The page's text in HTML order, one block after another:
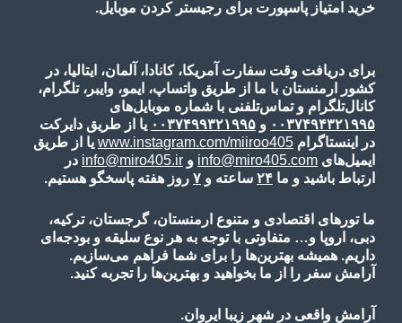
خرید امتیاز پاسپورت برای رجیستر کردن موبایل.
برای دریافت وقت سفارت آمریکا، کانادا، آلمان، ایتالیا، در
کشور ارمنستان با ما از طریق واتساپ، ایمو، وایبر، تلگرام،
کانال‌تلگرام و تماس‌تلفنی با شماره موبایل‌های
۰۰۳۷۴۹۴۳۲۱۹۹۵ و ۰۰۳۷۴۹۹۳۲۱۹۹۵ یا از طریق دایرکت
در اینستاگرام www.instagram.com/miiroo405 یا از طریق
ایمیل‌های info@miro405.com و info@miro405.ir در
ارتباط باشید و ما ۲۴ ساعته و ۷ روز هفته پاسخگو هستیم.
ما تورهای اقتصادی و متنوع ارمنستان، گرجستان، ترکیه،
دبی، اروپا و… متفاوتی با توجه به هر نوع سلیقه و بودجه‌ای
داریم. همیشه بهترین‌ها را برای شما فراهم می‌سازیم.
آرامش سفر را از ما بخواهید و بهترین‌ها را تجربه کنید.
آرامش واقعی در شهر زیبا ایروان.